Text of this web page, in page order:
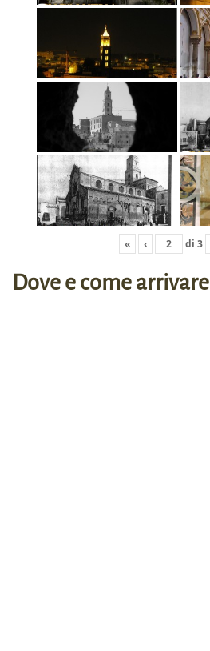
« ‹ di 3
Dove e come arrivare